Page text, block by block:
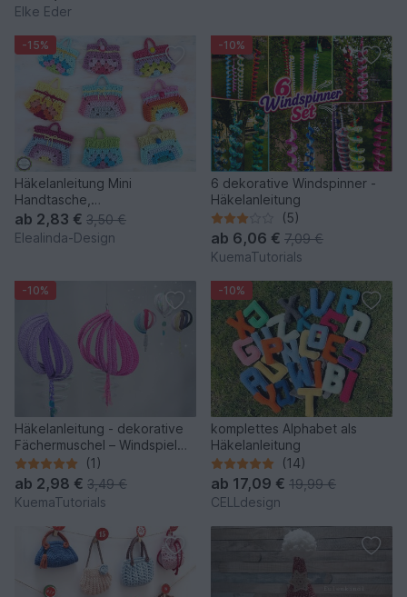
Elke Eder
-15%
Häkelanleitung Mini
Handtasche,
Schlüsselanhänger Bag
Charm Adventskalender
ab 2,83 € 3,50 €
Elealinda-Design
-10%
6 dekorative Windspinner -
Häkelanleitung
(5)
ab 6,06 € 7,09 €
KuemaTutorials
-10%
Häkelanleitung - dekorative
Fächermuschel – Windspiel
für Balkon & Garten
(1)
ab 2,98 € 3,49 €
KuemaTutorials
-10%
komplettes Alphabet als
Häkelanleitung
(14)
ab 17,09 € 19,99 €
CELLdesign